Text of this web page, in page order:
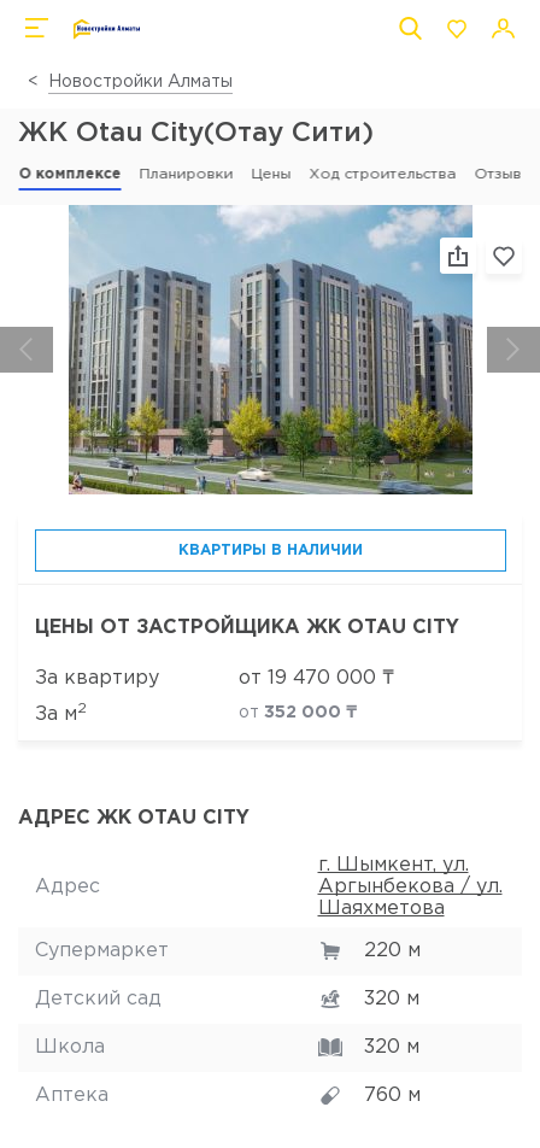
Новостройки Алматы
ЖК Otau City(Отау Сити)
О комплексе Планировки Цены Ход строительства Отзывы
КВАРТИРЫ В НАЛИЧИИ
ЦЕНЫ ОТ ЗАСТРОЙЩИКА ЖК OTAU CITY
За квартиру от 19 470 000 ₸
За м2 от 352 000 ₸
АДРЕС ЖК OTAU CITY
Адрес
г. Шымкент, ул.
Аргынбекова / ул.
Шаяхметова
Супермаркет 220 м
Детский сад 320 м
Школа 320 м
Аптека 760 м